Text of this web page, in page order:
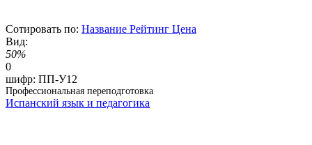
Сотировать по: Название Рейтинг Цена
Вид:
50%
0
шифр: ПП-У12
Профессиональная переподготовка
Испанский язык и педагогика